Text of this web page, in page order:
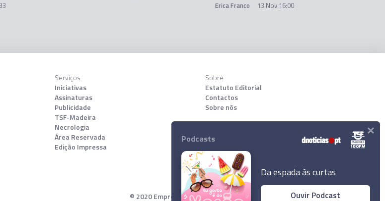
Erica Franco 13 Nov 16:00
Serviços
Iniciativas
Assinaturas
Publicidade
TSF-Madeira
Necrologia
Área Reservada
Edição Impressa
Sobre
Estatuto Editorial
Contactos
Sobre nõs
© 2020 Empresa Diário de Notícias, Lda. Todos os direitos reservados.
Podcasts
Da espada às curtas
Ouvir Podcast
×